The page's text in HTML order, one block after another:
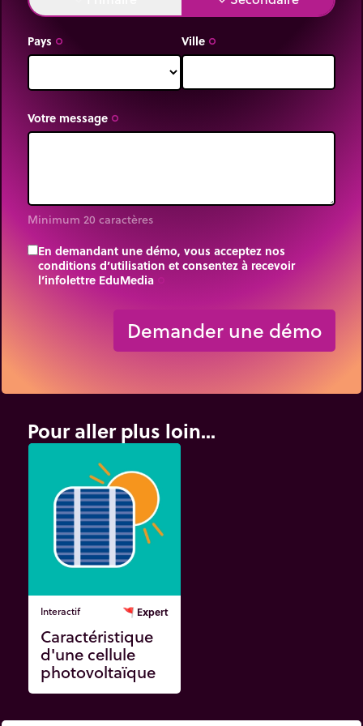
Pays trip_origin Ville trip_origin
Votre message trip_origin
Minimum 20 caractères
En demandant une démo, vous acceptez nos
conditions d’utilisation et consentez à recevoir
l’infolettre EduMedia
Demander une démo
Pour aller plus loin...
Interactif 🚩 Expert
Caractéristique
d'une cellule
photovoltaïque